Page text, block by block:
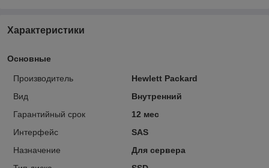
Характеристики
Основные
Производитель
Hewlett Packard
Вид
Внутренний
Гарантийный срок
12 мес
Интерфейс
SAS
Назначение
Для сервера